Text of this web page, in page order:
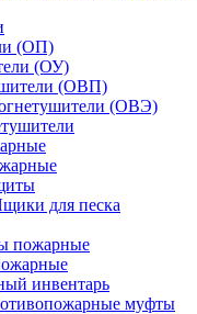
(ОП)
(ОУ)
(ОВП)
(ОВЭ)
для песка
пожарные
инвентарь
муфты